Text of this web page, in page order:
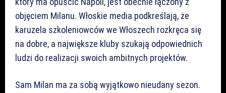
objęciem Milanu. Włoskie media podkreślają, że
karuzela szkoleniowców we Włoszech rozkręca się
na dobre, a największe kluby szukają odpowiednich
ludzi do realizacji swoich ambitnych projektów.
Sam Milan ma za sobą wyjątkowo nieudany sezon.